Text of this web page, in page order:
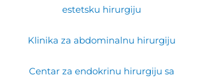
estetsku hirurgiju​
Klinika za abdominalnu hirurgiju
Centar za endokrinu hirurgiju sa